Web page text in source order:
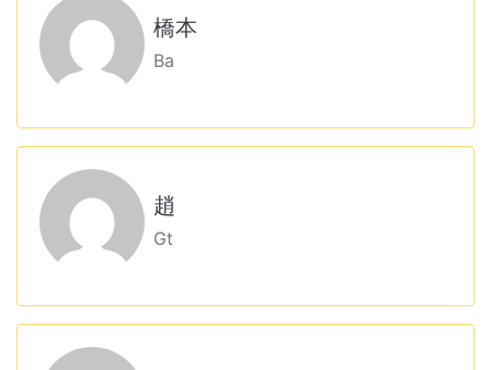
橋本
Ba
趙
Gt